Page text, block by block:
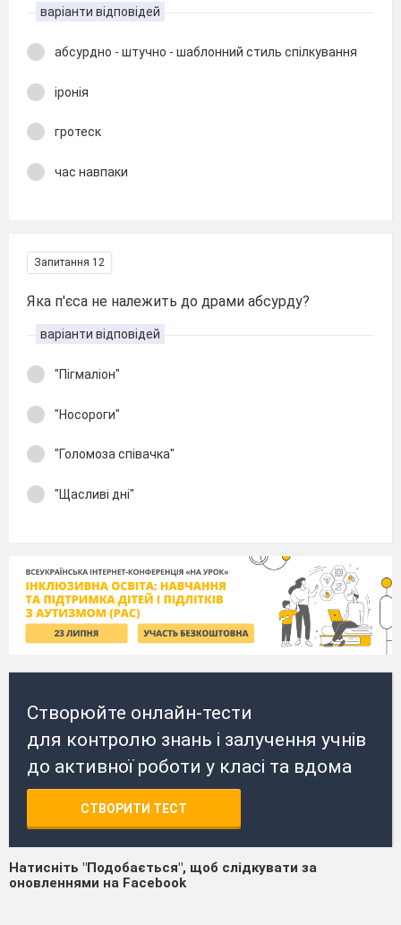
варіанти відповідей
абсурдно - штучно - шаблонний стиль спілкування
іронія
гротеск
час навпаки
Запитання 12
Яка п'єса не належить до драми абсурду?
варіанти відповідей
"Пігмаліон"
"Носороги"
"Голомоза співачка"
"Щасливі дні"
Створюйте онлайн-тести
для контролю знань і залучення учнів
до активної роботи у класі та вдома
СТВОРИТИ ТЕСТ
Натисніть "Подобається", щоб слідкувати за
оновленнями на Facebook